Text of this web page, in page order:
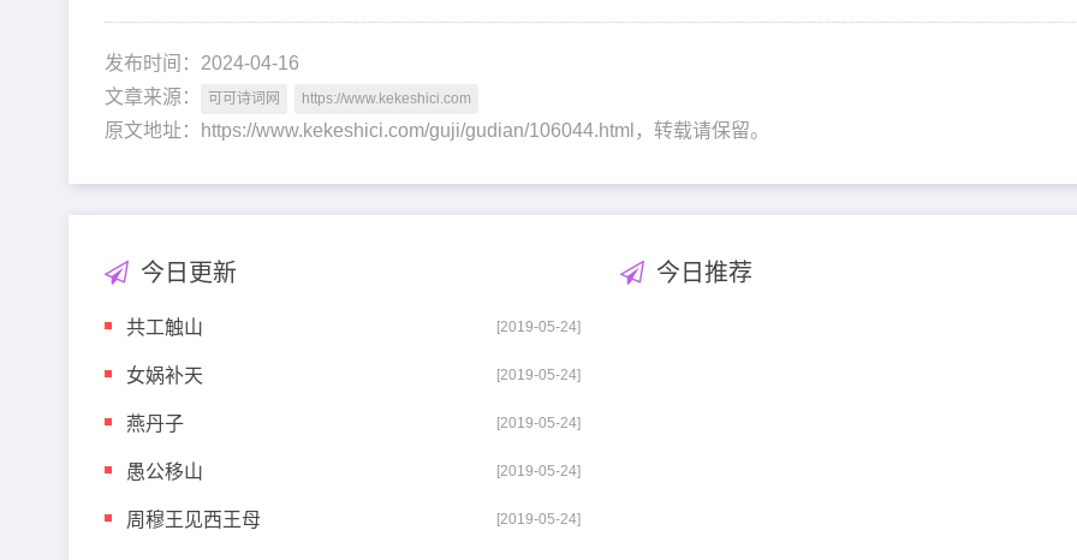
发布时间：2024-04-16
文章来源：
可可诗词网 https://www.kekeshici.com
原文地址：https://www.kekeshici.com/guji/gudian/106044.html，转载请保留。
今日更新
共工触山 [2019-05-24]
女娲补天 [2019-05-24]
燕丹子 [2019-05-24]
愚公移山 [2019-05-24]
周穆王见西王母 [2019-05-24]
今日推荐